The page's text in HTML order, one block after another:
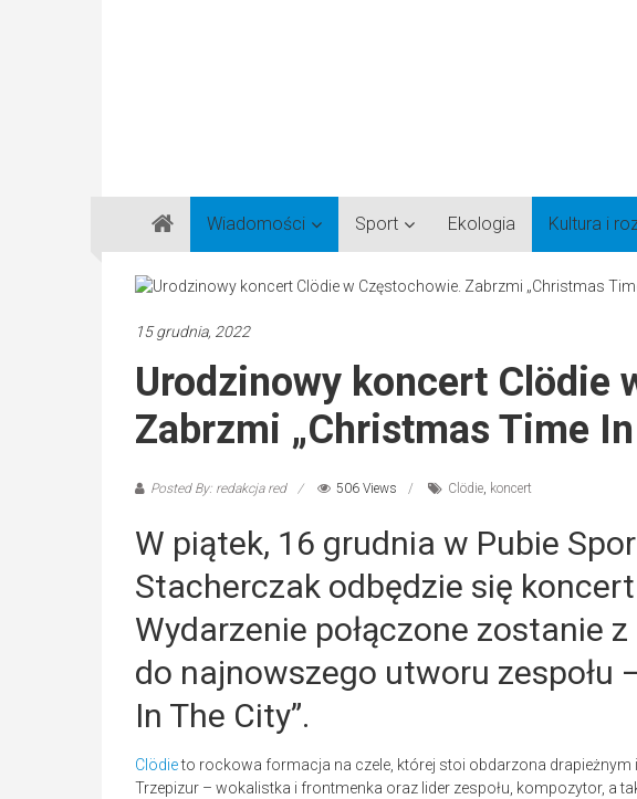
Gazeta
Regionalna
Częstochowa,
Lubliniec,
Wiadomości Sport Ekologia Kultura i
15 grudnia, 2022
Urodzinowy koncert Clödie
Zabrzmi „Christmas Time
Posted By: redakcja red 506 Views Clödie, koncert
W piątek, 16 grudnia w Pubie
Stacherczak odbędzie się koncert
Wydarzenie połączone zostanie
do najnowszego utworu zespołu
In The City”.
Clödieto rockowa formacja na czele, której stoi obdarzona drapieżnym i
Trzepizur – wokalistka i frontmenka oraz lider zespołu, kompozytor, a